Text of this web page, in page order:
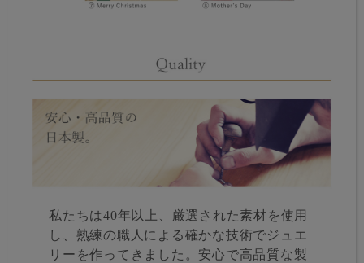
私たちは40年以上、厳選された素材を使用
し、熟練の職人による確かな技術でジュエ
リーを作ってきました。安心で高品質な製